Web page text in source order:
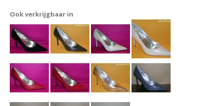
Ook verkrijgbaar in